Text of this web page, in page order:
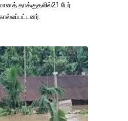
தாக்குதலில்21 பேர்